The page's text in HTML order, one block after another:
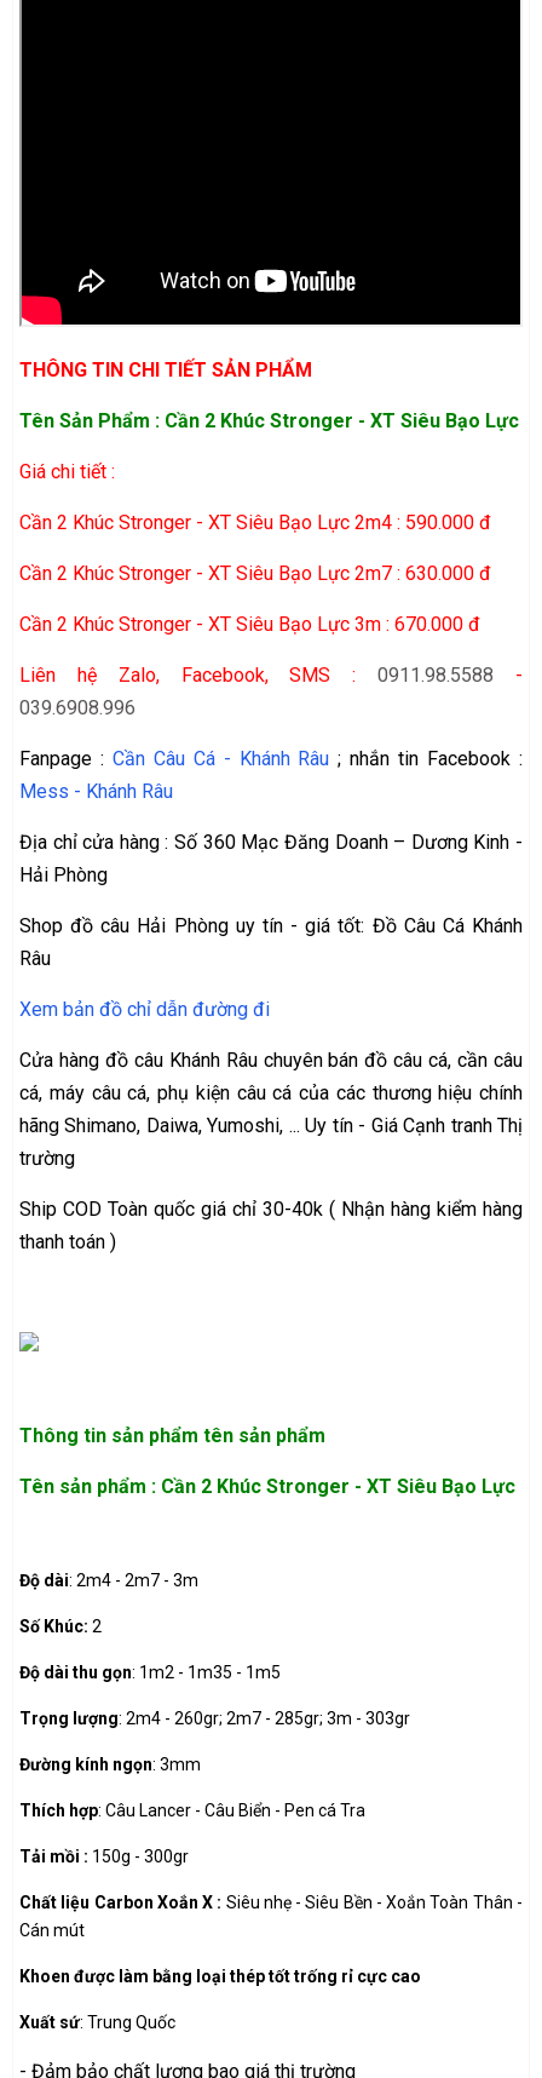
THÔNG TIN CHI TIẾT SẢN PHẨM
Tên Sản Phẩm : Cần 2 Khúc Stronger - XT Siêu Bạo Lực
Giá chi tiết :
Cần 2 Khúc Stronger - XT Siêu Bạo Lực 2m4 : 590.000 đ
Cần 2 Khúc Stronger - XT Siêu Bạo Lực 2m7 : 630.000 đ
Cần 2 Khúc Stronger - XT Siêu Bạo Lực 3m : 670.000 đ
Liên hệ Zalo, Facebook, SMS :0911.98.5588 -
039.6908.996
Fanpage : Cần Câu Cá - Khánh Râu ; nhắn tin Facebook :
Mess - Khánh Râu
Địa chỉ cửa hàng : Số 360 Mạc Đăng Doanh – Dương Kinh -
Hải Phòng
Shop đồ câu Hải Phòng uy tín - giá tốt: Đồ Câu Cá Khánh
Râu
Xem bản đồ chỉ dẫn đường đi
Cửa hàng đồ câu Khánh Râu chuyên bán đồ câu cá, cần câu
cá, máy câu cá, phụ kiện câu cá của các thương hiệu chính
hãng Shimano, Daiwa, Yumoshi, ... Uy tín - Giá Cạnh tranh Thị
trường
Ship COD Toàn quốc giá chỉ 30-40k ( Nhận hàng kiểm hàng
thanh toán )
Thông tin sản phẩm tên sản phẩm
Tên sản phẩm : Cần 2 Khúc Stronger - XT Siêu Bạo Lực
Độ dài: 2m4 - 2m7 - 3m
Số Khúc: 2
Độ dài thu gọn: 1m2 - 1m35 - 1m5
Trọng lượng: 2m4 - 260gr; 2m7 - 285gr; 3m - 303gr
Đường kính ngọn: 3mm
Thích hợp: Câu Lancer - Câu Biển - Pen cá Tra
Tải mồi : 150g - 300gr
Chất liệu Carbon Xoắn X : Siêu nhẹ - Siêu Bền - Xoắn Toàn Thân -
Cán mút
Khoen được làm bằng loại thép tốt trống rỉ cực cao
Xuất sứ: Trung Quốc
- Đảm bảo chất lượng bao giá thị trường